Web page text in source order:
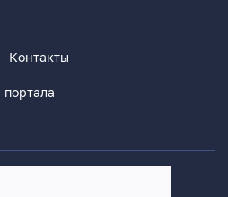
Контакты
портала